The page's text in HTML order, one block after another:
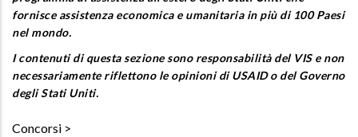
fornisce assistenza economica e umanitaria in più di 100 Paesi
nel mondo.
I contenuti di questa sezione sono responsabilità del VIS e non
necessariamente riflettono le opinioni di USAID o del Governo
degli Stati Uniti.
Concorsi